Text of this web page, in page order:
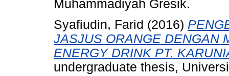
Muhammadiyah Gresik.
Syafiudin, Farid (2016)
JASJUS ORANGE DENGAN
ENERGY DRINK PT.
undergraduate thesis,